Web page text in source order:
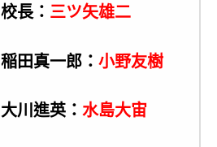
校長： 三ツ矢雄二
稲田真一郎： 小野友樹
大川進英： 水島大宙